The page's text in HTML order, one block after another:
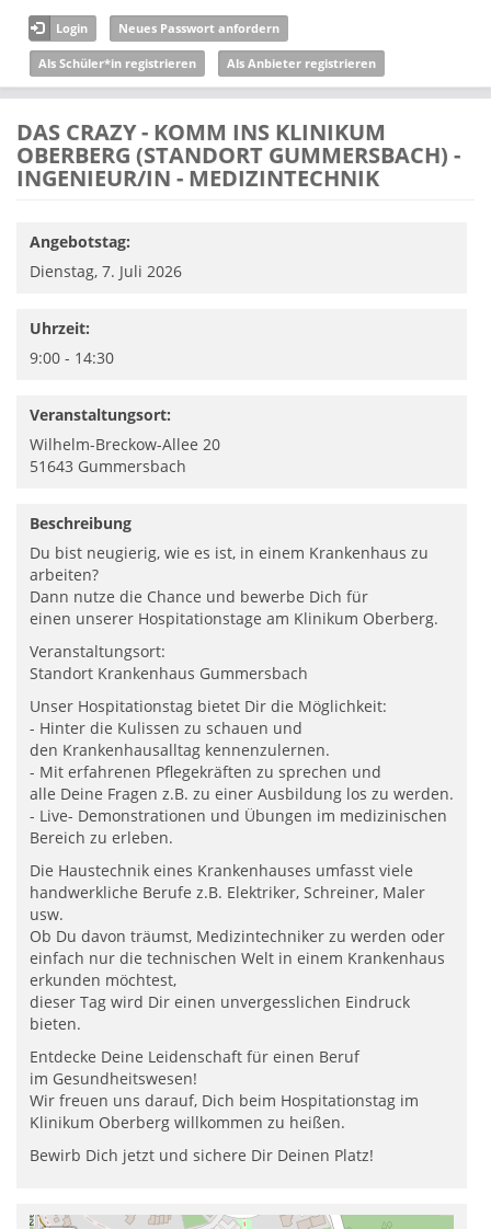
Direkt zum Inhalt
Login Neues Passwort anfordern
Als Schüler*in registrieren Als Anbieter registrieren
DAS CRAZY - KOMM INS KLINIKUM
OBERBERG (STANDORT GUMMERSBACH) -
INGENIEUR/IN - MEDIZINTECHNIK
Angebotstag:
Dienstag, 7. Juli 2026
Uhrzeit:
9:00 - 14:30
Veranstaltungsort:
Wilhelm-Breckow-Allee 20
51643 Gummersbach
Beschreibung
Du bist neugierig, wie es ist, in einem Krankenhaus zu
arbeiten?
Dann nutze die Chance und bewerbe Dich für
einen unserer Hospitationstage am Klinikum Oberberg.
Veranstaltungsort:
Standort Krankenhaus Gummersbach
Unser Hospitationstag bietet Dir die Möglichkeit:
- Hinter die Kulissen zu schauen und
den Krankenhausalltag kennenzulernen.
- Mit erfahrenen Pflegekräften zu sprechen und
alle Deine Fragen z.B. zu einer Ausbildung los zu werden.
- Live- Demonstrationen und Übungen im medizinischen
Bereich zu erleben.
Die Haustechnik eines Krankenhauses umfasst viele
handwerkliche Berufe z.B. Elektriker, Schreiner, Maler
usw.
Ob Du davon träumst, Medizintechniker zu werden oder
einfach nur die technischen Welt in einem Krankenhaus
erkunden möchtest,
dieser Tag wird Dir einen unvergesslichen Eindruck
bieten.
​Entdecke Deine Leidenschaft für einen Beruf
im Gesundheitswesen!
Wir freuen uns darauf, Dich beim Hospitationstag im
Klinikum Oberberg willkommen zu heißen.
Bewirb Dich jetzt und sichere Dir Deinen Platz!